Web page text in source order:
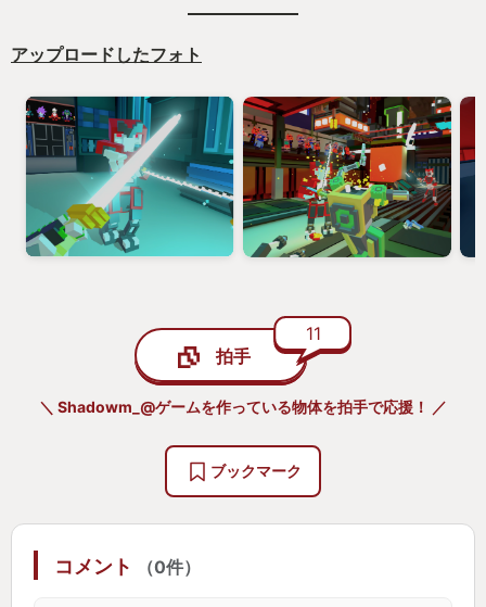
登場する武器には剣や斧、鎌やレイピア、ハルバー
ドや盾など様々、
ど、戦闘の自由度は高く、自分なりの戦い方を模
索、楽しむことができます。
九頭龍閃やスターバーストストリームだってできる
かもしれません。
最大の特徴はこちらの刃と敵の刃、両方の刃がぶつ
鍔迫り合いです、あの、ｷﾞﾘｷﾞﾘｷﾞﾘｨ…ｯっての
ここで重要なのは力押しではなく、
武器をどう切り返すか、敵との駆け引き、
剣を滑らせるか、あるいは引くか、実際に足を動か
して立ち回る事も時には必要です
部位へのダメージは互いに一触即発、失った部位に
応じたデメリットも存在します。
アップロードしたフォト
拍手
11
＼ Shadowm_@ゲームを作っている物体を拍手で応援！ ／
ブックマーク
コメント （0件）